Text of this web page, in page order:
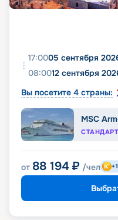
17:0005 сентября
08:0012 сентября
Вы посетите 4 страны:
MSC
СТАНДАРТ
от 88 194 ₽ /чел